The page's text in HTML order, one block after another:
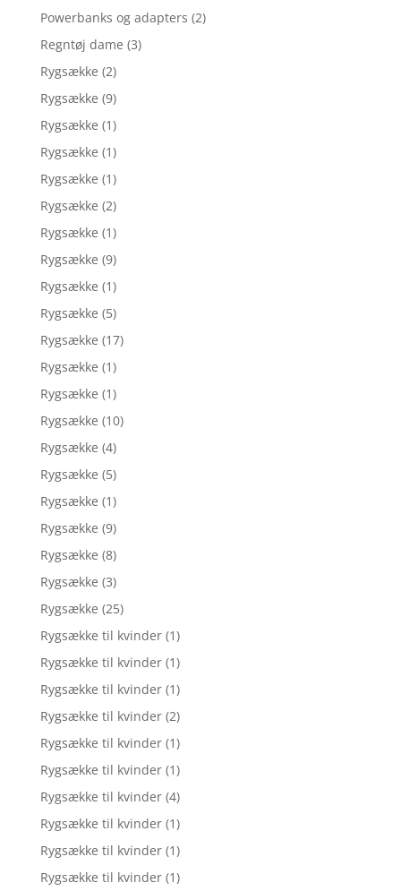
Powerbanks og adapters (2)
Regntøj dame (3)
Rygsække (2)
Rygsække (9)
Rygsække (1)
Rygsække (1)
Rygsække (1)
Rygsække (2)
Rygsække (1)
Rygsække (9)
Rygsække (1)
Rygsække (5)
Rygsække (17)
Rygsække (1)
Rygsække (1)
Rygsække (10)
Rygsække (4)
Rygsække (5)
Rygsække (1)
Rygsække (9)
Rygsække (8)
Rygsække (3)
Rygsække (25)
Rygsække til kvinder (1)
Rygsække til kvinder (1)
Rygsække til kvinder (1)
Rygsække til kvinder (2)
Rygsække til kvinder (1)
Rygsække til kvinder (1)
Rygsække til kvinder (4)
Rygsække til kvinder (1)
Rygsække til kvinder (1)
Rygsække til kvinder (1)